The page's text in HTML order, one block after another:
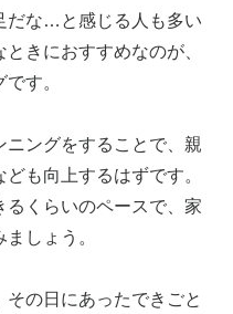
だな…と感じる人も多い
きにおすすめなのが、
す。
ングをすることで、親
も向上するはずです。
るくらいのペースで、家
しょう。
の日にあったできごと